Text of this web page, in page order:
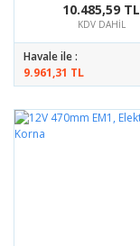
10.485,59 TL
KDV DAHİL
Havale ile :
9.961,31 TL